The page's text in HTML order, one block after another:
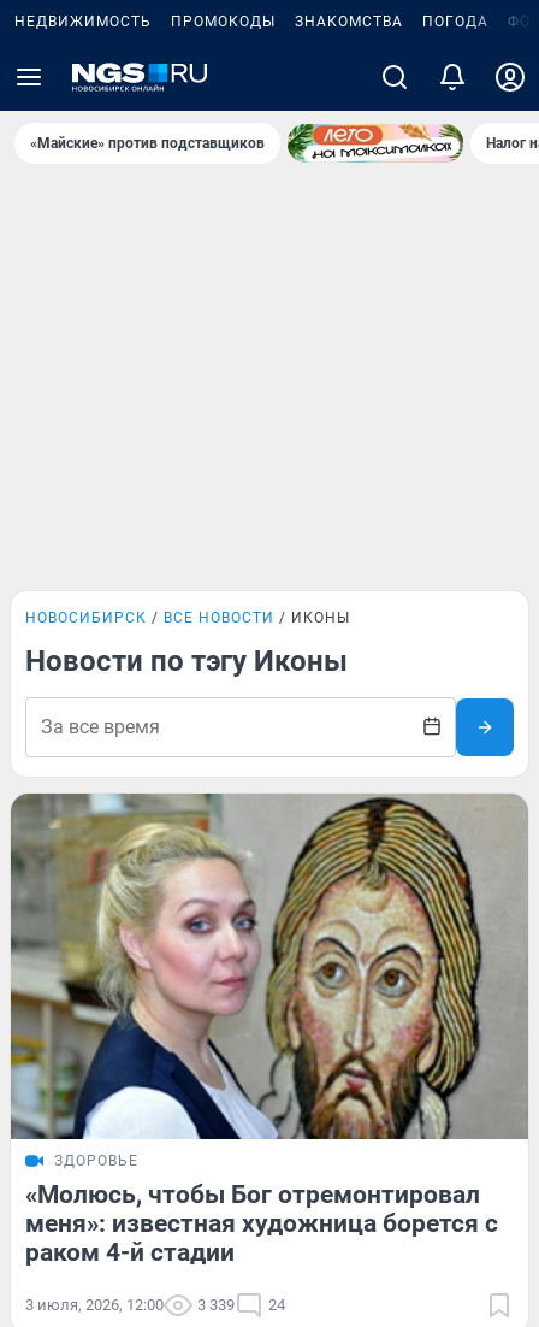
НЕДВИЖИМОСТЬ ПРОМОКОДЫ ЗНАКОМСТВА ПОГОДА
«Майские» против подставщиков Налог
НОВОСИБИРСК ВСЕ НОВОСТИ ИКОНЫ
Новости по тэгу Иконы
ЗДОРОВЬЕ
«Молюсь, чтобы Бог отремонтировал
меня»: известная художница борется с
раком 4-й стадии
3 июля, 2026, 12:00 3 339 24